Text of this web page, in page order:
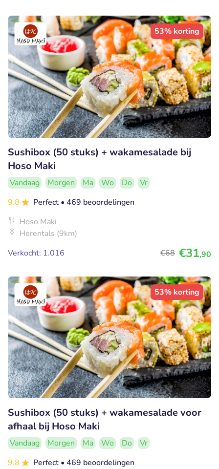
53% korting
Sushibox (50 stuks) + wakamesalade bij
Hoso Maki
Vandaag Morgen Ma Wo Do
Vr
9.8
Perfect • 469 beoordelingen
Hoso Maki
Herentals (9km)
Verkocht: 1.016
€68 €31,90
53% korting
Sushibox (50 stuks) + wakamesalade voor
afhaal bij Hoso Maki
Vandaag Morgen Ma Wo Do
Vr
9.8
Perfect • 469 beoordelingen